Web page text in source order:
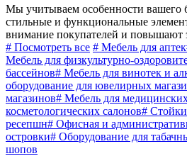
Мы учитываем особенности вашего
стильные и функциональные
внимание покупателей и повышают
# Посмотреть все # Мебель для аптек
Мебель для физкультурно-
бассейнов# Мебель для винотек и
оборудование для ювелирных
магазинов# Мебель для
косметологических салонов#
ресепшн# Офисная и
островки# Оборудование для
шопов